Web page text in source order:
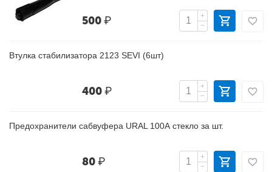
500₽
+
−
Втулка стабилизатора 2123 SEVI (6шт)
400₽
+
−
Предохранители сабвуфера URAL 100А стекло за шт.
80₽
+
−